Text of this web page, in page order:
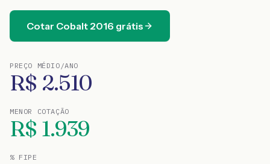
Cotar Cobalt 2016 grátis
PREÇO MÉDIO/ANO
R$ 2.510
MENOR COTAÇÃO
R$ 1.939
% FIPE